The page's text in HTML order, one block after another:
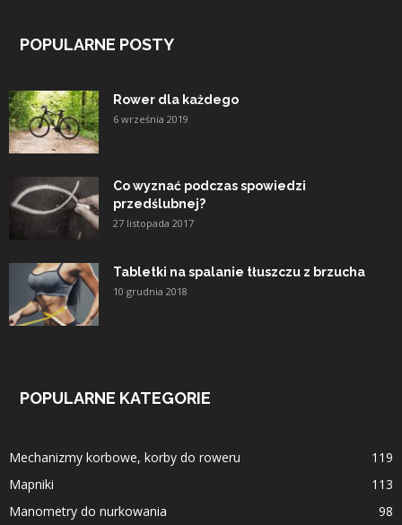
POPULARNE POSTY
Rower dla każdego
6 września 2019
Co wyznać podczas spowiedzi
przedślubnej?
27 listopada 2017
Tabletki na spalanie tłuszczu z brzucha
10 grudnia 2018
POPULARNE KATEGORIE
Mechanizmy korbowe, korby do roweru
119
Mapniki
113
Manometry do nurkowania
98